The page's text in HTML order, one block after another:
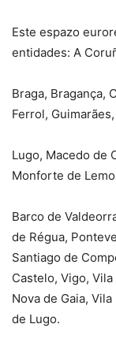
Este espazo
entidades: A
Braga, Bragança,
Ferrol,
Lugo, Macedo de
Monforte de
Barco de
de Régua,
Santiago de
Castelo, Vigo,
Nova de Gaia,
de Lugo.